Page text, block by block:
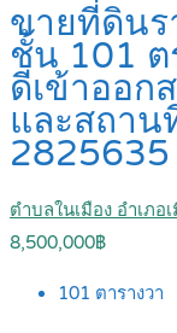
ขายที่ดินร
ชั้น 101 ต
ดีเข้าออก
และสถา
2825635
ตำบลในเมือง อำเภอ
8,500,000฿
101 ตารางวา